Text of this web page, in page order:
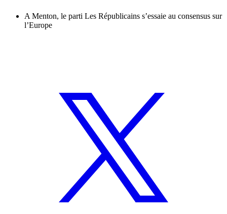
A Menton, le parti Les Républicains s’essaie au consensus sur
l’Europe